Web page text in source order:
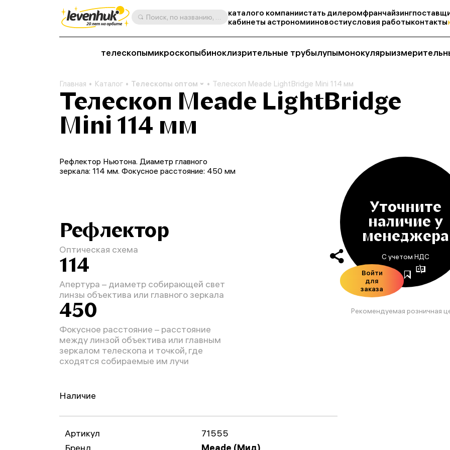
Поиск, по названию, артикулу, категории и др. каталого компаниистать дилеромфранчайзинг
кабинеты астрономииновостиусловия работыконтакты
телескопымикроскопыбиноклизрительные трубылупымонокуляры
Главная Каталог Телескопы оптом Телескоп Meade LightBridge Mini 114 мм
Телескоп Meade LightBridge
Mini 114 мм
Уточните
наличие у
менеджера
С учетом НДС
Войти
для
заказа
Рекомендуемая розничная
Рефлектор Ньютона. Диаметр главного
зеркала: 114 мм. Фокусное расстояние: 450 мм
Рефлектор
Оптическая схема
114
Апертура – диаметр собирающей свет
линзы объектива или главного зеркала
450
Фокусное расстояние – расстояние
между линзой объектива или главным
зеркалом телескопа и точкой, где
сходятся собираемые им лучи
Наличие
Артикул
71555